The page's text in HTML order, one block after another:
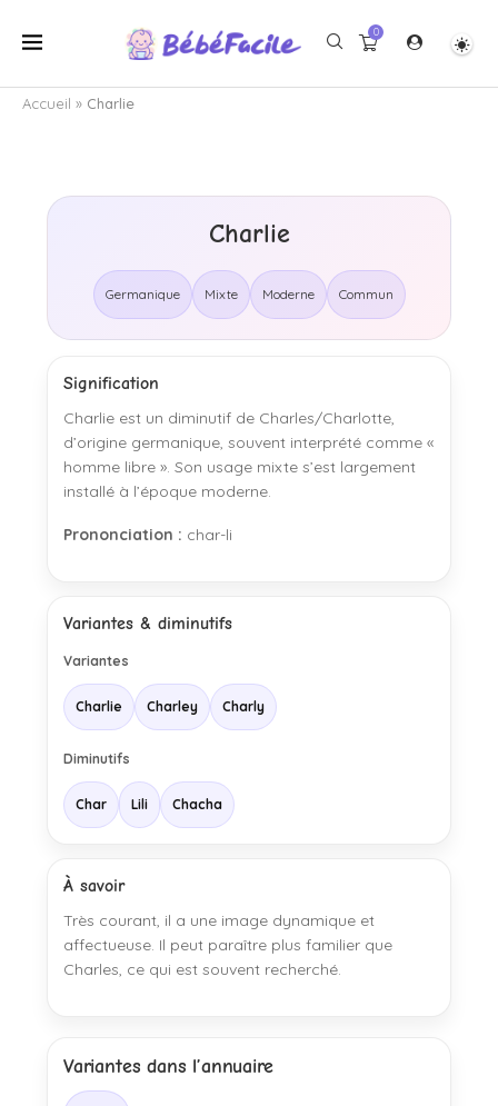
0
Accueil » Charlie
Charlie
Germanique Mixte Moderne Commun
Signification
Charlie est un diminutif de Charles/Charlotte,
d’origine germanique, souvent interprété comme «
homme libre ». Son usage mixte s’est largement
installé à l’époque moderne.
Prononciation : char-li
Variantes & diminutifs
Variantes
Charlie Charley Charly
Diminutifs
Char Lili Chacha
À savoir
Très courant, il a une image dynamique et
affectueuse. Il peut paraître plus familier que
Charles, ce qui est souvent recherché.
Variantes dans l’annuaire